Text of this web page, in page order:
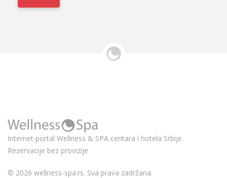
Internet portal Wellness & SPA centara i hotela Srbije.
Rezervacije bez provizije
© 2026 wellness-spa.rs. Sva prava zadržana.